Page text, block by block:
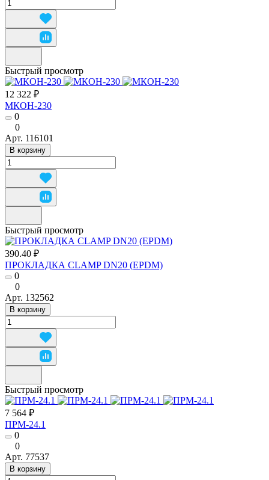
Быстрый просмотр
12 322 ₽
МКОН-230
0
0
Арт. 116101
В корзину
Быстрый просмотр
390.40 ₽
ПРОКЛАДКА CLAMP DN20 (EPDM)
0
0
Арт. 132562
В корзину
Быстрый просмотр
7 564 ₽
ПРМ-24.1
0
0
Арт. 77537
В корзину